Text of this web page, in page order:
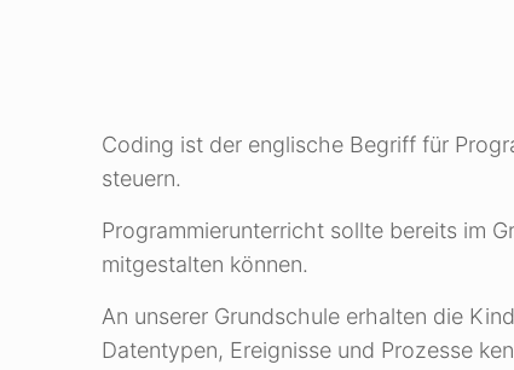
Coding ist der englische Begriff für
steuern.
Programmierunterricht sollte bereits im
mitgestalten können.
An unserer Grundschule erhalten die
Datentypen, Ereignisse und Prozesse